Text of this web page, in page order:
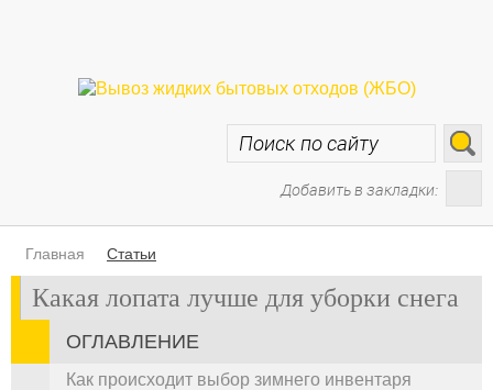
Добавить в закладки:
Главная Статьи
Какая лопата лучше для уборки снега
ОГЛАВЛЕНИЕ
Как происходит выбор зимнего инвентаря